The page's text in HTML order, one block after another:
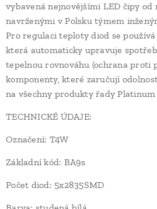
vybavená nejnovějšími LED čipy
navrženými v Polsku týmem
Pro regulaci teploty diod se
která automaticky upravuje
tepelnou rovnováhu (ochrana proti
komponenty, které zaručují
na všechny produkty řady Platinum
TECHNICKÉ ÚDAJE:
Označení: T4W
Základní kód: BA9s
Počet diod: 5x2835SMD